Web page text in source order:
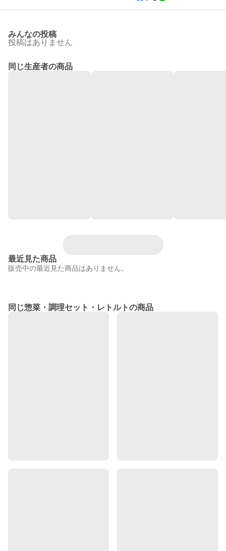
みんなの投稿
投稿はありません
同じ生産者の商品
最近見た商品
販売中の最近見た商品はありません。
同じ惣菜・調理セット・レトルトの商品